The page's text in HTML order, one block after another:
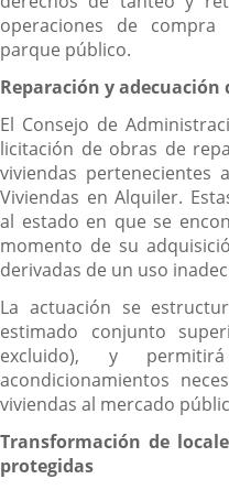
operaciones de
parque público.
Reparación y
El Consejo de
licitación de obras de
viviendas pertenecientes
Viviendas en Alquiler.
al estado en que se
momento de su
derivadas de un uso
La actuación se
estimado conjunto
excluido), y
acondicionamientos
viviendas al mercado
Transformación de
protegidas